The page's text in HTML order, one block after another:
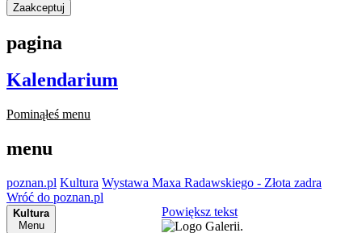
Zaakceptuj
pagina
Kalendarium
Pominąłeś menu
menu
poznan.pl Kultura Wystawa Maxa Radawskiego - Złota zadra
Wróć do poznan.pl
Kultura
Menu
Powiększ tekst